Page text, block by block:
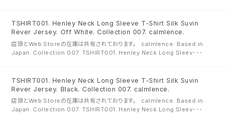
TSHIRT001. Henley Neck Long Sleeve T-Shirt Silk Suvin
Rever Jersey. Off White. Collection 007. calmlence.
店頭とWeb Storeの在庫は共有されております。 calmlence. Based in
Japan. Collection 007. TSHIRT001. Henley Neck Long Sleev･･･
TSHIRT001. Henley Neck Long Sleeve T-Shirt Silk Suvin
Rever Jersey. Black. Collection 007. calmlence.
店頭とWeb Storeの在庫は共有されております。 calmlence. Based in
Japan. Collection 007. TSHIRT001. Henley Neck Long Sleev･･･